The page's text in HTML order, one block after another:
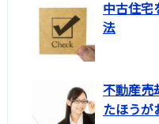
中古住宅
法
不動産売
たほうが